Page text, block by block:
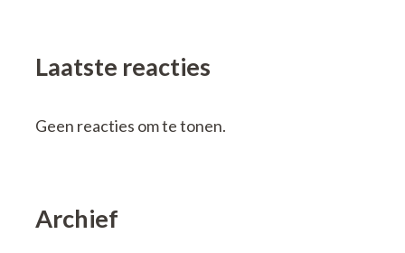
Laatste reacties
Geen reacties om te tonen.
Archief